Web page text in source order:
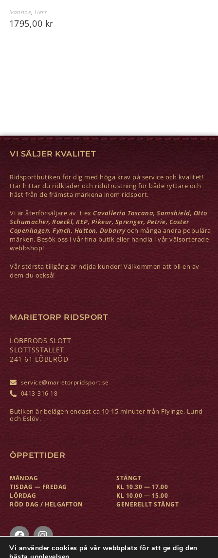
Ivanhoe,Herr
1795,00 kr
VI SÄLJER KVALITET
Ridsportbutiken för dig med höga krav på service och kvalitet!
Här hittar du ridkläder och ridutrustning för både ryttare och
häst från de främsta märkena inom ridsport.
Vi är återförsäljare av t ex Cavalleria Toscana, Samshield, Otto
Schumacher, Roeckl, KEP, Pikeur, Sprenger, Petrie, Coster
Copenhagen, Fynch, Hatton, Dubarryoch många andra populära
märken. Besök oss i vår fina butik eller handla i vår välsorterade
webbshop!
Vår största tillgång är nöjda kunder! Välkommen att bli en av
dem du också!
MARIETORP RIDSPORT
LÖBERÖDS SLOTT
SLOTTSSTALLET
241 61 LÖBERÖD
service@marietorpridsport.se
0413-316 18
Butiken är belägen endast ca 10-15 minuter från Flyinge, Lund
och Eslöv.
ÖPPETTIDER
MÅNDAG
TISDAG — FREDAG
LÖRDAG
RÖD DAG / HELGAFTON
STÄNGT
KL 10.30 — 17.00
KL 10.00 — 15.00
GENERELLT STÄNGT
Vi använder cookies på vår webbplats för att ge dig den